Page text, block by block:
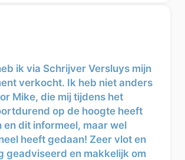
ik via Schrijver Versluys mijn
verkocht. Ik heb niet anders
Mike, die mij tijdens het
op de hoogte heeft
en dit informeel, maar wel
heeft gedaan! Zeer vlot en
geadviseerd en makkelijk om